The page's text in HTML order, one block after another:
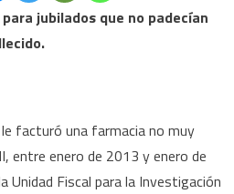
jubilados que no padecían
facturó una farmacia no muy
entre enero de 2013 y enero de
Unidad Fiscal para la Investigación